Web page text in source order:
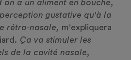
on a un aliment en bouche,
gustative qu'à la
rétro-nasale, m'expliquera
. Ça va stimuler les
de la cavité nasale,